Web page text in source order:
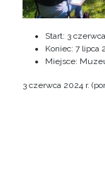
Start: 3
Koniec: 7 lipca
Miejsce:
3 czerwca 2024 r.